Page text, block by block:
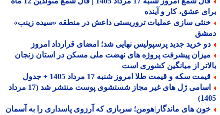
عشق، کار و آینده
سازی عملیات تروریستی داعش در منطقه «سیده زینب»
خرید جدید پرسپولیس نهایی شد؛ امضای قرارداد امروز
پیشرفت پروژه های نهضت ملی مسکن در استان زنجان
از میانگین کشوری است
سکه و قیمت طلا امروز شنبه 17 مرداد 1405 + جدول
اسامی ژل های غیر مجاز شستشوی پوست منتشر شد (17 مرداد
های ماندگار|هومن؛ سربازی که آرزوی پاسداری را به آسمان